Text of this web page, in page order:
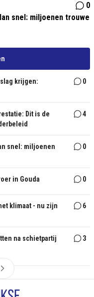
0
snel: miljoenen trouwe
krijgen:
0
Dit is de
4
snel: miljoenen
0
in Gouda 0
klimaat - nu zijn
6
na schietpartij
3